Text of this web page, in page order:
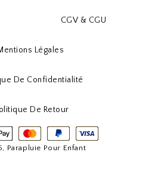
CGV & CGU
Légales
De Confidentialité
De Retour
Parapluie Pour Enfant